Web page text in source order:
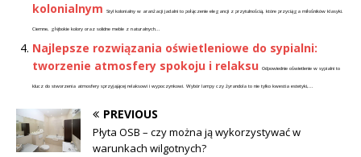
kolonialnym
Styl kolonialny w aranżacji jadalni to połączenie elegancji z przytulnością, które przyciąga miłośników klasyki.
Ciemne, głębokie kolory oraz solidne meble z naturalnych...
Najlepsze rozwiązania oświetleniowe do sypialni:
tworzenie atmosfery spokoju i relaksu
Odpowiednie oświetlenie w sypialni to
klucz do stworzenia atmosfery sprzyjającej relaksowi i wypoczynkowi. Wybór lampy czy żyrandola to nie tylko kwestia estetyki,...
PREVIOUS
Płyta OSB – czy można ją wykorzystywać w
warunkach wilgotnych?